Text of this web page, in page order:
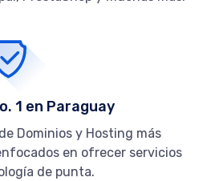
1 en Paraguay
Dominios y Hosting más
en ofrecer servicios
de punta.